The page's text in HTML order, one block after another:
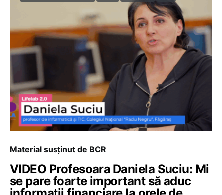
Material susținut de BCR
VIDEO Profesoara Daniela Suciu: Mi
se pare foarte important să aduc